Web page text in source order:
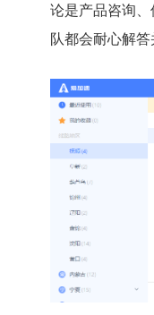
论是产品咨询
队都会耐心解答